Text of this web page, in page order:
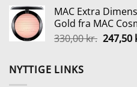
pris
var:
899,00
MAC Extra
Gold fra MAC
330,00kr. Den
247,50
NYTTIGE LINKS